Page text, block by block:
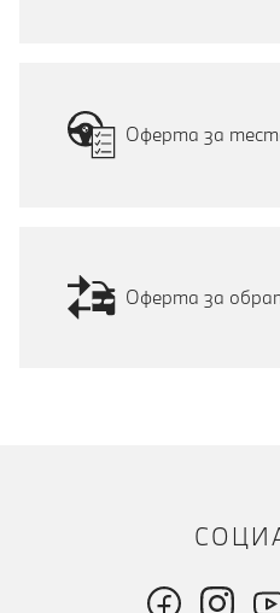
Оферта за
Оферта за